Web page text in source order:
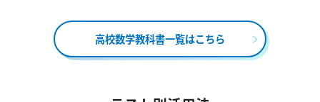
高校数学教科書一覧はこちら